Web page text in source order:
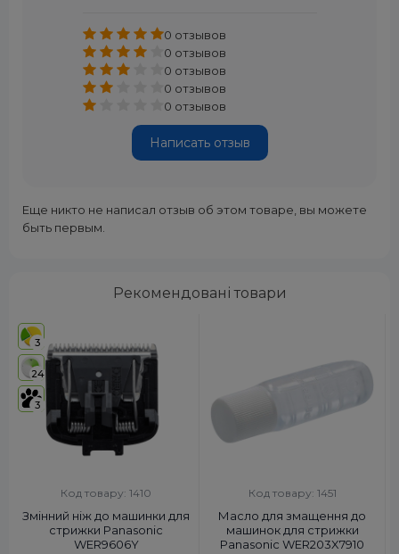
0 отзывов
0 отзывов
0 отзывов
0 отзывов
0 отзывов
Написать отзыв
Еще никто не написал отзыв об этом товаре, вы можете
быть первым.
Рекомендовані товари
3
24
3
Код товару: 1410
Змінний ніж до машинки для
стрижки Panasonic
WER9606Y
Код товару: 1451
Масло для змащення до
машинок для стрижки
Panasonic WER203X7910